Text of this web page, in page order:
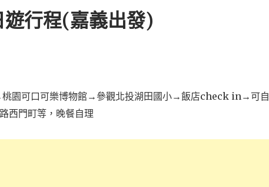
遊行程(嘉義出發)
園可口可樂博物館→參觀北投湖田國小→飯店check in→可自
西門町等，晚餐自理